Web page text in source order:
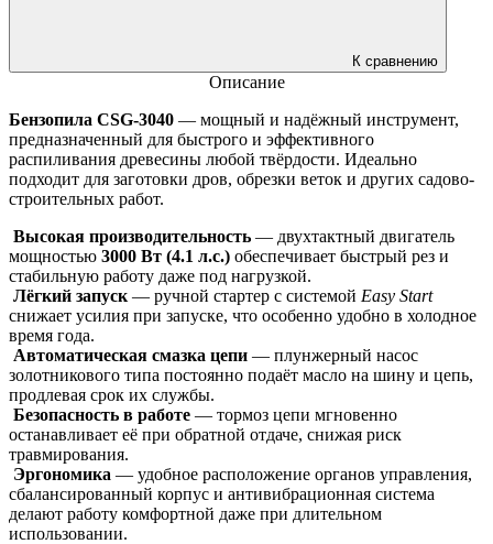
К сравнению
Описание
Бензопила CSG-3040 — мощный и надёжный инструмент,
предназначенный для быстрого и эффективного
распиливания древесины любой твёрдости. Идеально
подходит для заготовки дров, обрезки веток и других садово-
строительных работ.
Высокая производительность — двухтактный двигатель
мощностью 3000 Вт (4.1 л.с.) обеспечивает быстрый рез и
стабильную работу даже под нагрузкой.
Лёгкий запуск — ручной стартер с системой Easy Start
снижает усилия при запуске, что особенно удобно в холодное
время года.
Автоматическая смазка цепи — плунжерный насос
золотникового типа постоянно подаёт масло на шину и цепь,
продлевая срок их службы.
Безопасность в работе — тормоз цепи мгновенно
останавливает её при обратной отдаче, снижая риск
травмирования.
Эргономика — удобное расположение органов управления,
сбалансированный корпус и антивибрационная система
делают работу комфортной даже при длительном
использовании.